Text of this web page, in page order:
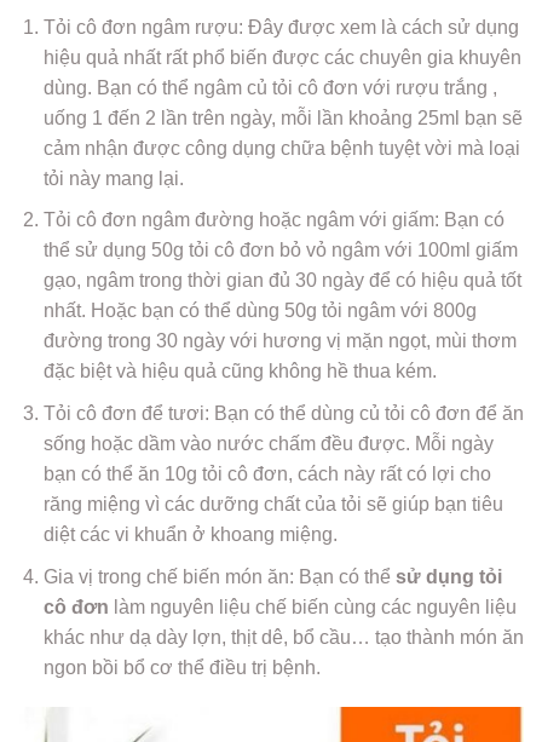
Tỏi cô đơn ngâm rượu: Đây được xem là cách sử dụng
hiệu quả nhất rất phổ biến được các chuyên gia khuyên
dùng. Bạn có thể ngâm củ tỏi cô đơn với rượu trắng ,
uống 1 đến 2 lần trên ngày, mỗi lần khoảng 25ml bạn sẽ
cảm nhận được công dụng chữa bệnh tuyệt vời mà loại
tỏi này mang lại.
Tỏi cô đơn ngâm đường hoặc ngâm với giấm: Bạn có
thể sử dụng 50g tỏi cô đơn bỏ vỏ ngâm với 100ml giấm
gạo, ngâm trong thời gian đủ 30 ngày để có hiệu quả tốt
nhất. Hoặc bạn có thể dùng 50g tỏi ngâm với 800g
đường trong 30 ngày với hương vị mặn ngọt, mùi thơm
đặc biệt và hiệu quả cũng không hề thua kém.
Tỏi cô đơn để tươi: Bạn có thể dùng củ tỏi cô đơn để ăn
sống hoặc dầm vào nước chấm đều được. Mỗi ngày
bạn có thể ăn 10g tỏi cô đơn, cách này rất có lợi cho
răng miệng vì các dưỡng chất của tỏi sẽ giúp bạn tiêu
diệt các vi khuẩn ở khoang miệng.
Gia vị trong chế biến món ăn: Bạn có thể sử dụng tỏi
cô đơn làm nguyên liệu chế biến cùng các nguyên liệu
khác như dạ dày lợn, thịt dê, bổ cầu… tạo thành món ăn
ngon bồi bổ cơ thể điều trị bệnh.